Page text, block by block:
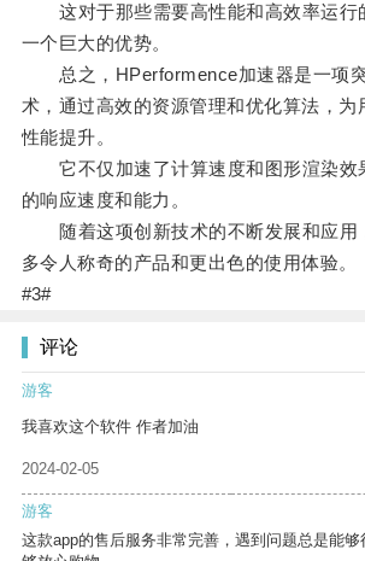
这对于那些需要高性能和高效率运行
一个巨大的优势。
总之，HPerformence加速器是一项
术，通过高效的资源管理和优化算法，为
性能提升。
它不仅加速了计算速度和图形渲染效
的响应速度和能力。
随着这项创新技术的不断发展和应用
多令人称奇的产品和更出色的使用体验。
#3#
评论
游客
我喜欢这个软件 作者加油
2024-02-05
游客
这款app的售后服务非常完善，遇到问题总是能